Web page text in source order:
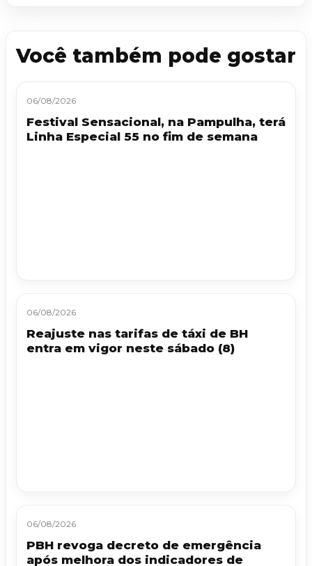
Você também pode gostar
06/08/2026
Festival Sensacional, na Pampulha, terá
Linha Especial 55 no fim de semana
06/08/2026
Reajuste nas tarifas de táxi de BH
entra em vigor neste sábado (8)
06/08/2026
PBH revoga decreto de emergência
após melhora dos indicadores de